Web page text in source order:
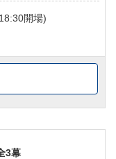
18:30開場)
3幕